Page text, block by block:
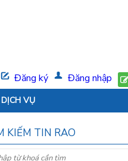
Đăng nhập
Đăng ký
DỊCH VỤ
KIẾM TIN RAO